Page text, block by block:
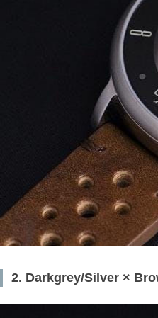
2. Darkgrey/Silver ×